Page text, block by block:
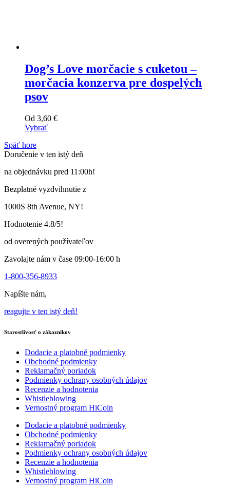
Dog’s Love morčacie s cuketou –
morčacia konzerva pre dospelých
psov
Od 3,60 €
Vybrať
výrobok
má
variantov.
si
vybrať
stránke
produktu
Späť hore
Doručenie v ten istý deň
na objednávku pred 11:00h!
Bezplatné vyzdvihnutie z
1000S 8th Avenue, NY!
Hodnotenie 4.8/5!
od overených používateľov
Zavolajte nám v čase 09:00-16:00 h
1-800-356-8933
Napíšte nám,
reagujte v ten istý deň!
Starostlivosť o zákazníkov
Dodacie a platobné podmienky
Obchodné podmienky
Reklamačný poriadok
Podmienky ochrany osobných údajov
Recenzie a hodnotenia
Whistleblowing
Vernostný program HiCoin
Dodacie a platobné podmienky
Obchodné podmienky
Reklamačný poriadok
Podmienky ochrany osobných údajov
Recenzie a hodnotenia
Whistleblowing
Vernostný program HiCoin